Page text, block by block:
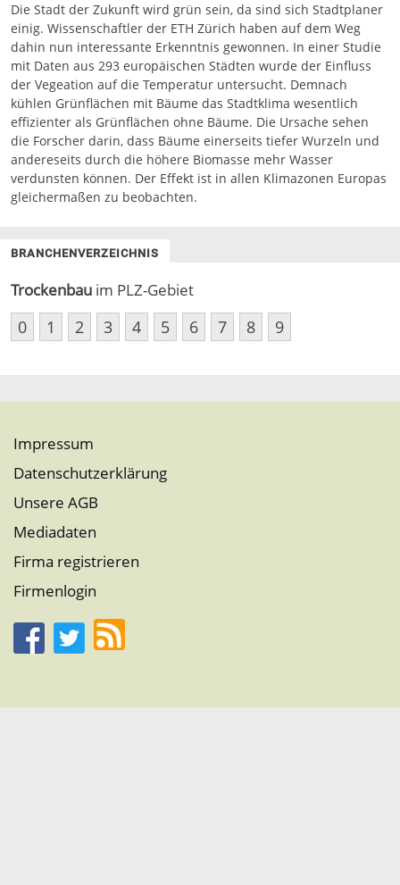
Die Stadt der Zukunft wird grün sein, da sind sich Stadtplaner
einig. Wissenschaftler der ETH Zürich haben auf dem Weg
dahin nun interessante Erkenntnis gewonnen. In einer Studie
mit Daten aus 293 europäischen Städten wurde der Einfluss
der Vegeation auf die Temperatur untersucht. Demnach
kühlen Grünflächen mit Bäume das Stadtklima wesentlich
effizienter als Grünflächen ohne Bäume. Die Ursache sehen
die Forscher darin, dass Bäume einerseits tiefer Wurzeln und
andereseits durch die höhere Biomasse mehr Wasser
verdunsten können. Der Effekt ist in allen Klimazonen Europas
gleichermaßen zu beobachten.
BRANCHENVERZEICHNIS
Trockenbau im PLZ-Gebiet
0 1 2 3 4 5 6 7 8 9
Impressum
Datenschutzerklärung
Unsere AGB
Mediadaten
Firma registrieren
Firmenlogin